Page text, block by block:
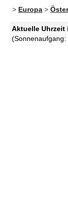
> Europa >
Aktuelle Uhrzeit